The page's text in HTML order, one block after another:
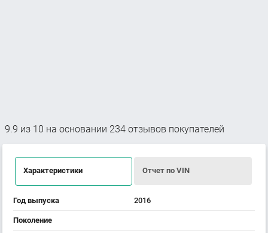
9.9 из 10 на основании 234 отзывов покупателей
Характеристики Отчет по VIN
Год выпуска 2016
Поколение